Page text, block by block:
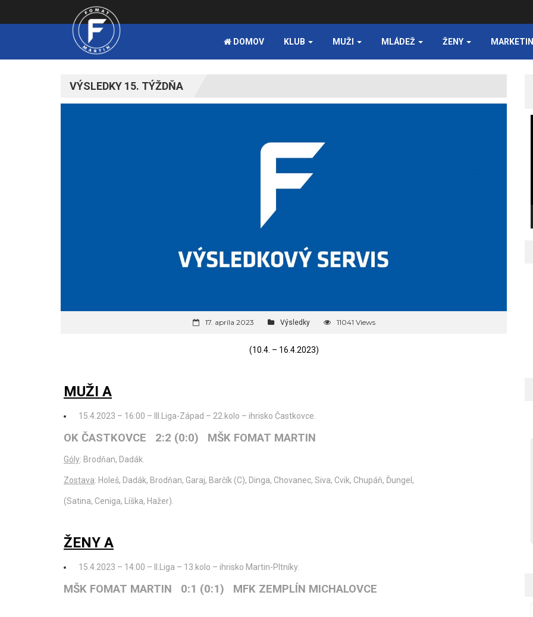
DOMOV KLUB MUŽI MLÁDEŽ ŽENY
VÝSLEDKY 15. TÝŽDŇA
17. apríla 2023 Výsledky 11041 Views
(10.4. – 16.4.2023)
MUŽI A
15.4.2023 – 16:00 – III.Liga-Západ – 22.kolo – ihrisko Častkovce.
OK ČASTKOVCE 2:2 (0:0) MŠK FOMAT MARTIN
Góly: Brodňan, Dadák.
Zostava: Holeš, Dadák, Brodňan, Garaj, Barčík (C), Dinga, Chovanec, Siva, Cvik, Chupáň, Ďungel,
(Satina, Ceniga, Líška, Hažer).
ŽENY A
15.4.2023 – 14:00 – II.Liga – 13.kolo – ihrisko Martin-Pltníky.
MŠK FOMAT MARTIN 0:1 (0:1) MFK ZEMPLÍN MICHALOVCE